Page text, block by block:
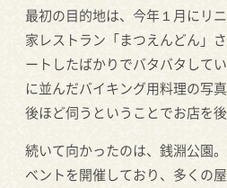
最初の目的地は、今年１月にリ
家レストラン「まつえんどん」
ートしたばかりでバタバタして
に並んだバイキング用料理の写
後ほど伺うということでお店を後
続いて向かったのは、銭淵公園
ベントを開催しており、多くの